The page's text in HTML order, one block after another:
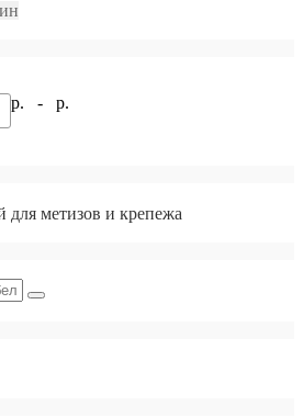
р. - р.
для метизов и крепежа